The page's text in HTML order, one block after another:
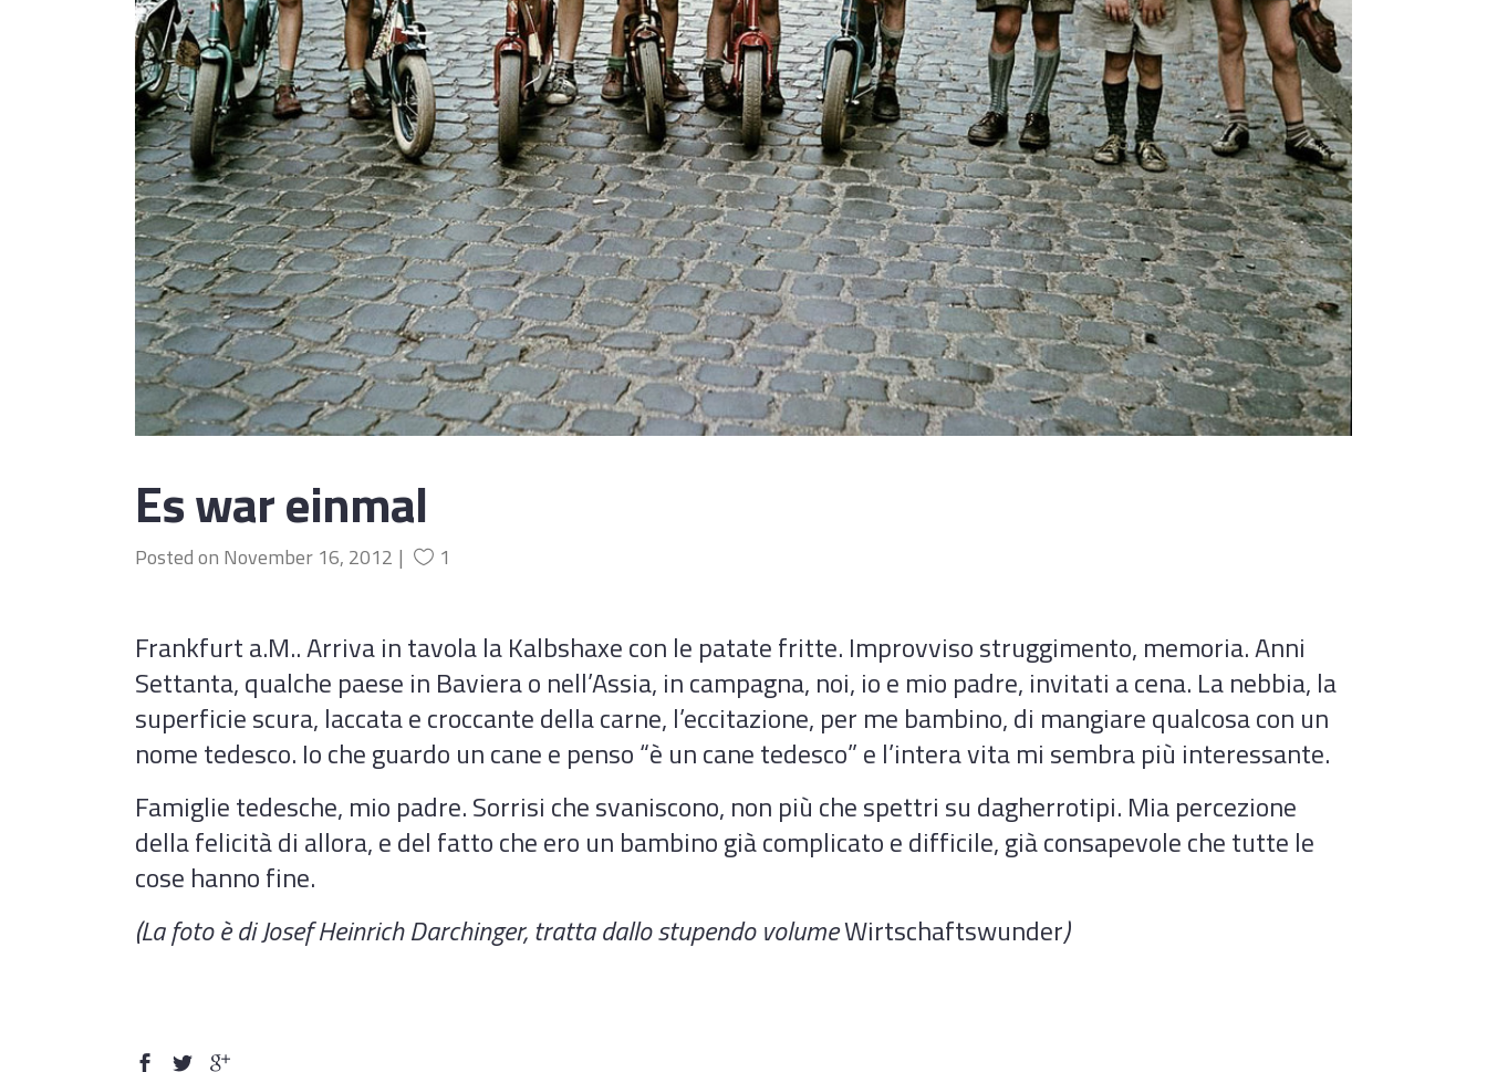
Es war einmal
Posted on November 16, 2012 1
Frankfurt a.M.. Arriva in tavola la Kalbshaxe con le patate fritte. Improvviso struggimento, memoria. Anni
Settanta, qualche paese in Baviera o nell’Assia, in campagna, noi, io e mio padre, invitati a cena. La nebbia, la
superficie scura, laccata e croccante della carne, l’eccitazione, per me bambino, di mangiare qualcosa con un
nome tedesco. Io che guardo un cane e penso “è un cane tedesco” e l’intera vita mi sembra più interessante.
Famiglie tedesche, mio padre. Sorrisi che svaniscono, non più che spettri su dagherrotipi. Mia percezione
della felicità di allora, e del fatto che ero un bambino già complicato e difficile, già consapevole che tutte le
cose hanno fine.
(La foto è di Josef Heinrich Darchinger, tratta dallo stupendo volumeWirtschaftswunder)